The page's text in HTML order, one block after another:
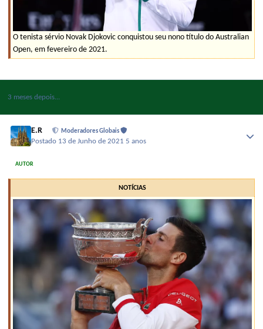
O tenista sérvio Novak Djokovic conquistou seu nono título do Australian
Open, em fevereiro de 2021.
3 meses depois...
E.R Moderadores Globais
Postado 13 de Junho de 2021 5 anos
AUTOR
NOTÍCIAS